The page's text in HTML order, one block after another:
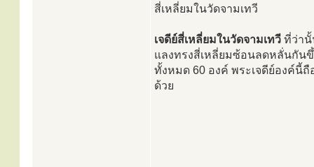
สี่เหลี่ยมในวัดจามเทวี
เจดีย์สี่เหลี่ยมในวัดจามเทวี ที่ว่า
แลงทรงสี่เหลี่ยมซ้อนลดหลั่นกัน
ทั้งหมด 60 องค์ พระเจดีย์องค์นี้
ด้วย